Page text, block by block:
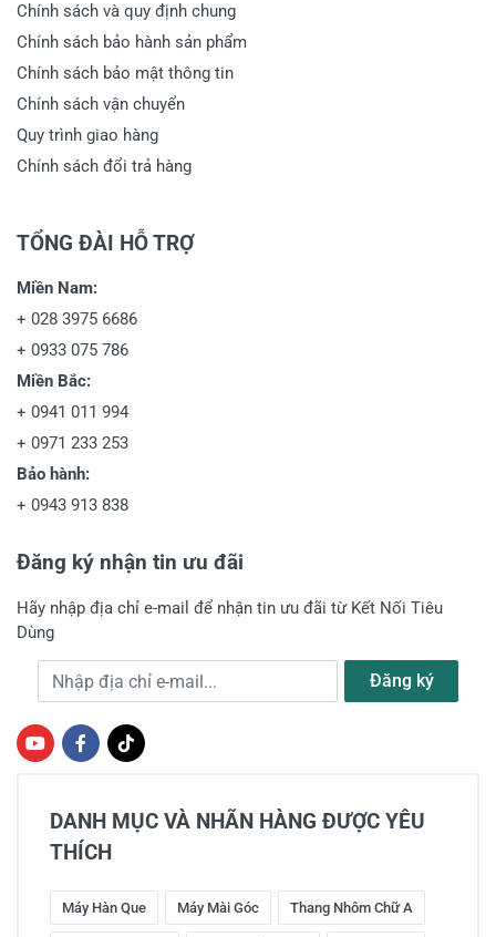
Chính sách và quy định chung
Chính sách bảo hành sản phẩm
Chính sách bảo mật thông tin
Chính sách vận chuyển
Quy trình giao hàng
Chính sách đổi trả hàng
TỔNG ĐÀI HỖ TRỢ
Miền Nam:
+ 028 3975 6686
+ 0933 075 786
Miền Bắc:
+ 0941 011 994
+ 0971 233 253
Bảo hành:
+ 0943 913 838
Đăng ký nhận tin ưu đãi
Hãy nhập địa chỉ e-mail để nhận tin ưu đãi từ Kết Nối Tiêu
Dùng
Địa chỉ e-mail Đăng ký
DANH MỤC VÀ NHÃN HÀNG ĐƯỢC YÊU
THÍCH
Máy Hàn Que Máy Mài Góc Thang Nhôm Chữ A